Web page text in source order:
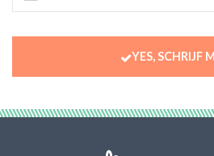
YES, SCHRIJF